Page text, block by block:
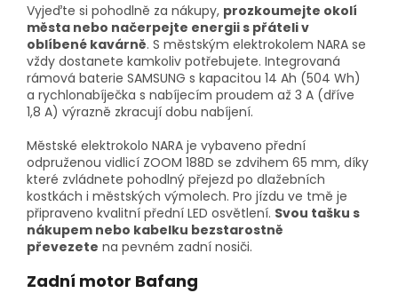
Vyjeďte si pohodlně za nákupy, prozkoumejte okolí
města nebo načerpejte energii s přáteli v
oblíbené kavárně. S městským elektrokolem NARA se
vždy dostanete kamkoliv potřebujete. Integrovaná
rámová baterie SAMSUNG s kapacitou 14 Ah (504 Wh)
a rychlonabíječka s nabíjecím proudem až 3 A (dříve
1,8 A) výrazně zkracují dobu nabíjení.
Městské elektrokolo NARA je vybaveno přední
odpruženou vidlicí ZOOM 188D se zdvihem 65 mm, díky
které zvládnete pohodlný přejezd po dlažebních
kostkách i městských výmolech. Pro jízdu ve tmě je
připraveno kvalitní přední LED osvětlení. Svou tašku s
nákupem nebo kabelku bezstarostně
převezete na pevném zadní nosiči.
Zadní motor Bafang